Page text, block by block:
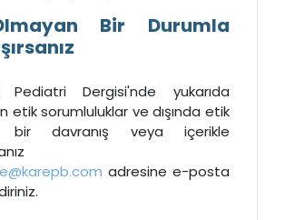
Bir Durumla
Pediatri Dergisi'nde yukarıda
etik sorumluluklar ve dışında etik
bir davranış veya içerikle
adresine e-posta